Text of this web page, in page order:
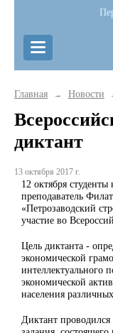
Главная → Новости
диктант
13 октября 2017 г.
12 октября
преподаватель
«Петрозаводский
участие во
Цель диктанта -
экономической
интеллектуального
экономической
населения
Диктант проводился